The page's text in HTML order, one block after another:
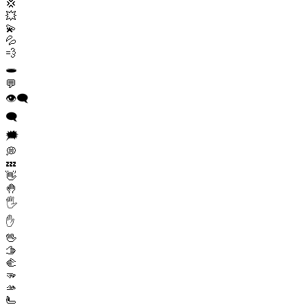
💢
💥
💫
💦
💨
🕳️
💬
👁️‍🗨️
🗨️
🗯️
💭
💤
👋
🤚
🖐️
✋
🖖
🫱
🫲
🫳
🫴
🫷